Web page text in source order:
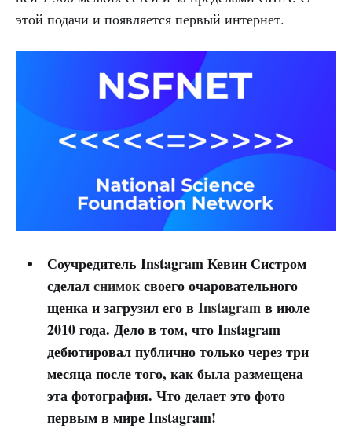
этой подачи и появляется первый интернет.
Соучредитель Instagram Кевин Систром
сделалснимоксвоего очаровательного
щенка и загрузил его вInstagramв июле
2010 года. Дело в том, что Instagram
дебютировал публично только через три
месяца после того, как была размещена
эта фотография. Что делает это фото
первым в мире Instagram!